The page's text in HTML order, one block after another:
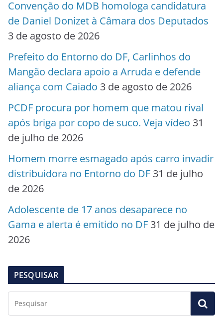
Convenção do MDB homologa candidatura
de Daniel Donizet à Câmara dos Deputados
3 de agosto de 2026
Prefeito do Entorno do DF, Carlinhos do
Mangão declara apoio a Arruda e defende
aliança com Caiado 3 de agosto de 2026
PCDF procura por homem que matou rival
após briga por copo de suco. Veja vídeo 31
de julho de 2026
Homem morre esmagado após carro invadir
distribuidora no Entorno do DF 31 de julho
de 2026
Adolescente de 17 anos desaparece no
Gama e alerta é emitido no DF 31 de julho de
2026
PESQUISAR